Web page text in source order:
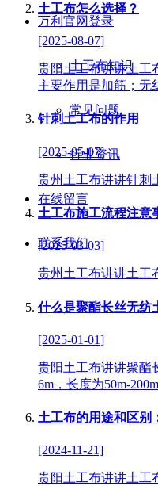
万利官网登录
土工布知识
常见问题
行业资讯
在线留言
联系我们
土工布怎么选择？
[2025-08-07]
贵阳土工布讲讲土工
主要作用是加筋；无
针刺土工布的作用
[2025-05-07]
贵州土工布讲讲针刺
土工布施工流程注意
[2025-03-03]
贵州土工布讲讲土工
什么是聚酯长丝无纺
[2025-01-01]
贵阳土工布讲讲聚酯
6m，长度为50m-200m
土工布的用途和区别
[2024-11-21]
贵阳土工布讲讲土工